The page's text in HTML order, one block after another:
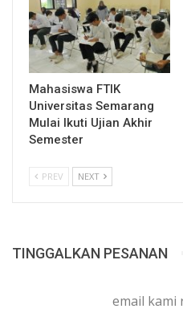
Mahasiswa FTIK
Universitas Semarang
Mulai Ikuti Ujian Akhir
Semester
PREV NEXT
TINGGALKAN PESANAN
email kami